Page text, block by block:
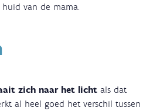
van de mama.
zich naar het licht als dat
al heel goed het verschil tussen